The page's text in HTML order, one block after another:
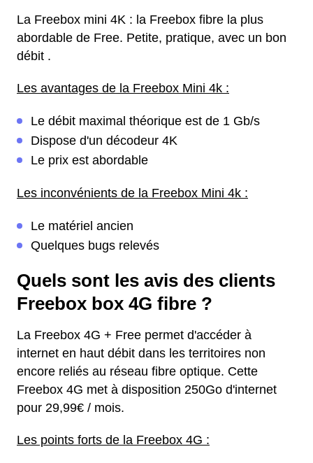
La Freebox mini 4K : la Freebox fibre la plus
abordable de Free. Petite, pratique, avec un bon
débit .
Les avantages de la Freebox Mini 4k :
Le débit maximal théorique est de 1 Gb/s
Dispose d'un décodeur 4K
Le prix est abordable
Les inconvénients de la Freebox Mini 4k :
Le matériel ancien
Quelques bugs relevés
Quels sont les avis des clients
Freebox box 4G fibre ?
La Freebox 4G + Free permet d'accéder à
internet en haut débit dans les territoires non
encore reliés au réseau fibre optique. Cette
Freebox 4G met à disposition 250Go d'internet
pour 29,99€ / mois.
Les points forts de la Freebox 4G :